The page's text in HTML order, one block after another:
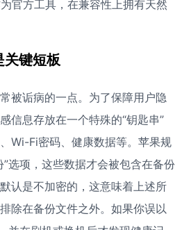
官方工具，在兼容性上拥有天然
关键短板
被诟病的一点。为了保障用户隐
信息存放在一个特殊的“钥匙串”
Wi-Fi密码、健康数据等。苹果规
选项，这些数据才会被包含在备份
认是不加密的，这意味着上述所
除在备份文件之外。如果你误以